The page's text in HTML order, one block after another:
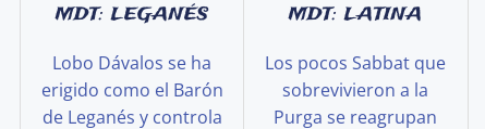
MDT: LEGANÉS
Lobo Dávalos se ha
erigido como el Barón
de Leganés y controla
MDT: LATINA
Los pocos Sabbat que
sobrevivieron a la
Purga se reagrupan